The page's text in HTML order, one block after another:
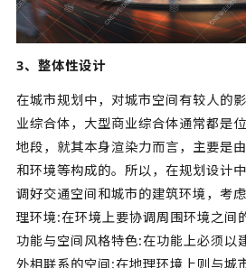
3、整体性设计
在城市规划中，对城市空间有较人的
业综合体，大型商业综合体通常都是
地段，就其本身渲染力而言，主要是
和环境等构成的。所以，在规划设计
调好交通空间和城市的建筑环境，考
理环境:在环境上要协调周围环境之间
功能与空间风格特色:在功能上必须以
外相联系的空间:在地理环境上则与城